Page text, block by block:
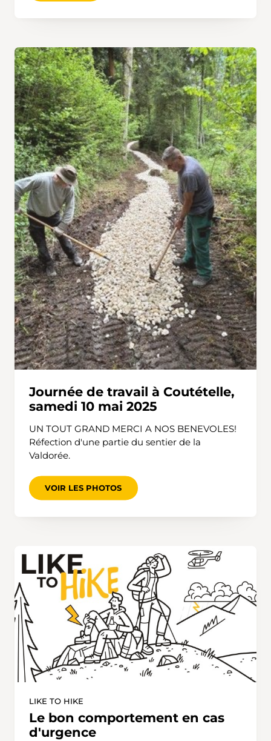
Journée de travail à Coutételle,
samedi 10 mai 2025
UN TOUT GRAND MERCI A NOS BENEVOLES!
Réfection d'une partie du sentier de la
Valdorée.
VOIR LES PHOTOS
LIKE TO HIKE
Le bon comportement en cas
d'urgence